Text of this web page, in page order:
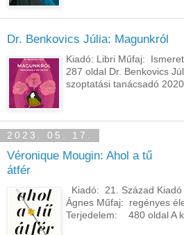
Dr. Benkovics Júlia: Magunkról
Kiadó: Libri Műfaj:
287 oldal Dr. ​Benkovics
szoptatási tanácsadó
2023. 05. 17.
Véronique Mougin: Ahol ​a tű
átfér
Kiadó: 21. Század
Ágnes Műfaj: regényes
Terjedelem: 480 oldal A